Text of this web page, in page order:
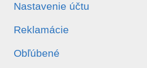
Nastavenie účtu
Reklamácie
Obľúbené